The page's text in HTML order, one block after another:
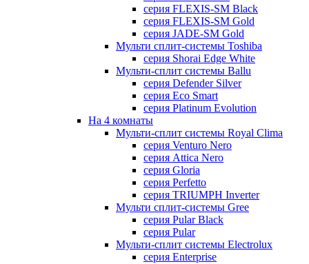
серия FLEXIS-SM Black
серия FLEXIS-SM Gold
серия JADE-SM Gold
Мульти сплит-системы Toshiba
серия Shorai Edge White
Мульти-сплит системы Ballu
серия Defender Silver
серия Eco Smart
серия Platinum Evolution
На 4 комнаты
Мульти-сплит системы Royal Clima
серия Venturo Nero
серия Attica Nero
серия Gloria
серия Perfetto
серия TRIUMPH Inverter
Мульти сплит-системы Gree
серия Pular Black
серия Pular
Мульти-сплит системы Electrolux
серия Enterprise